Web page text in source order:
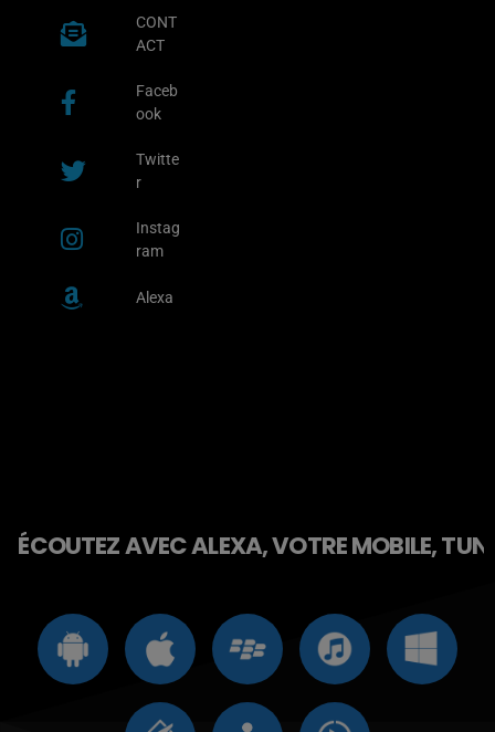
CONT
ACT
Faceb
ook
Twitte
r
Instag
ram
Alexa
ÉCOUTEZ AVEC ALEXA, VOTRE MOBILE,